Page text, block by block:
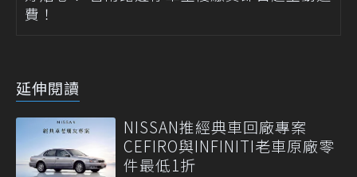
費！
延伸閱讀
NISSAN推經典車回廠專案
CEFIRO與INFINITI老車原廠零
件最低1折